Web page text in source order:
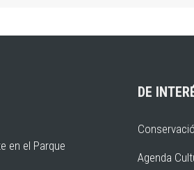
en el Parque
DE
Agenda